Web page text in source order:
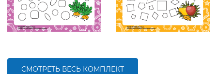
СМОТРЕТЬ ВЕСЬ КОМПЛЕКТ